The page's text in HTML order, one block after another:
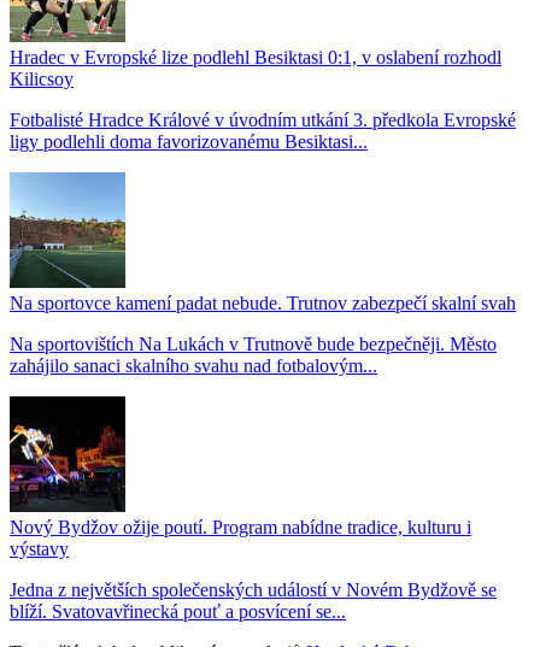
Hradec v Evropské lize podlehl Besiktasi 0:1, v oslabení rozhodl
Kilicsoy
Fotbalisté Hradce Králové v úvodním utkání 3. předkola Evropské
ligy podlehli doma favorizovanému Besiktasi...
Na sportovce kamení padat nebude. Trutnov zabezpečí skalní svah
Na sportovištích Na Lukách v Trutnově bude bezpečněji. Město
zahájilo sanaci skalního svahu nad fotbalovým...
Nový Bydžov ožije poutí. Program nabídne tradice, kulturu i
výstavy
Jedna z největších společenských událostí v Novém Bydžově se
blíží. Svatovavřinecká pouť a posvícení se...